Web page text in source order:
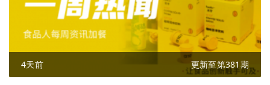
4天前 更新至第381期